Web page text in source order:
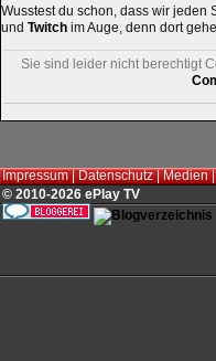
Wusstest du schon, dass wir
und Twitch im Auge, denn dort
Sie sind leider nicht berechtigt
Impressum|Datenschutz|Medien
© 2010-2026 ePlay TV